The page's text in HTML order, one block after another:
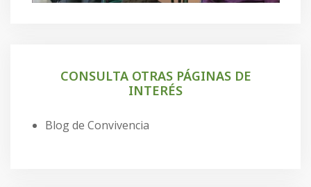
CONSULTA OTRAS PÁGINAS DE
INTERÉS
Blog de Convivencia